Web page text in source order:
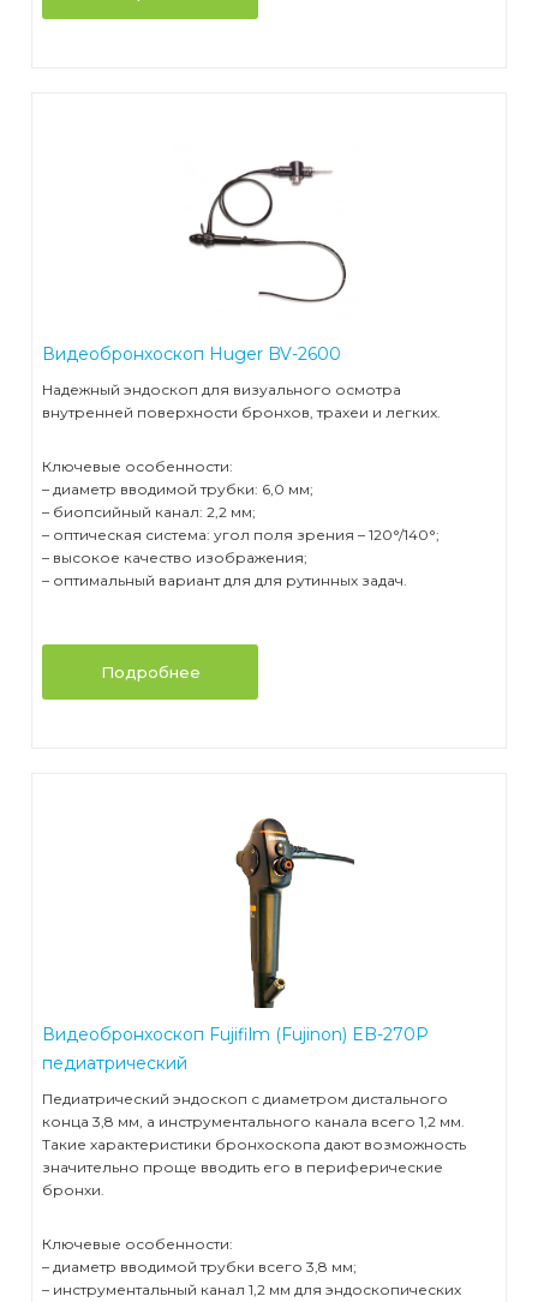
Видеобронхоскоп Huger BV-2600
Надежный эндоскоп для визуального осмотра
внутренней поверхности бронхов, трахеи и легких.
Ключевые особенности:
– диаметр вводимой трубки: 6,0 мм;
– биопсийный канал: 2,2 мм;
– оптическая система: угол поля зрения – 120°/140°;
– высокое качество изображения;
– оптимальный вариант для для рутинных задач.
Подробнее
Видеобронхоскоп Fujifilm (Fujinon) EB-270P
педиатрический
Педиатрический эндоскоп с диаметром дистального
конца 3,8 мм, а инструментального канала всего 1,2 мм.
Такие характеристики бронхоскопа дают возможность
значительно проще вводить его в периферические
бронхи.
Ключевые особенности:
– диаметр вводимой трубки всего 3,8 мм;
– инструментальный канал 1,2 мм для эндоскопических